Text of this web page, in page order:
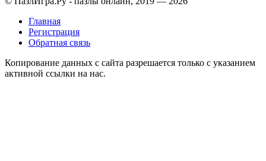
Главная
Регистрация
Обратная связь
Копирование данных с сайта разрешается только с указанием
активной ссылки на нас.